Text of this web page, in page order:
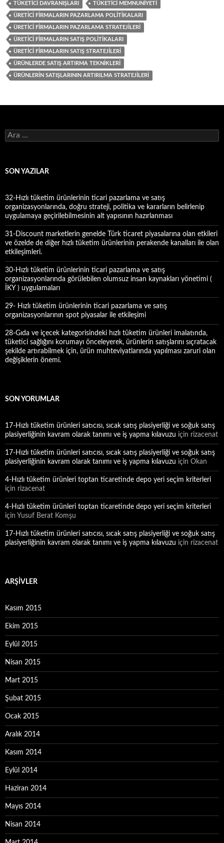
TÜKETICI DAVRANIŞLARI TÜKETICI MEMNUNIYETI
ÜRETICI FIRMALARIN PAZARLAMA POLITIKALARI
ÜRETICI FIRMALARIN PAZARLAMA STRATEJILERI
ÜRETICI FIRMALARIN SATIŞ POLITIKALARI
ÜRETICI FIRMALARIN SATIŞ STRATEJILERI
ÜRÜNLERDE SATIŞ ARTIRMA TEKNIKLERI
ÜRÜNLERIN SATIŞLARININ ARTIRILMA STRATEJILERI
A
r
a
SON YAZILAR
32-Hızlı tüketim ürünlerinin ticari pazarlama ve satış
organizasyonlarında, doğru strateji, politika ve kararların belirlenip
uygulamaya geçirilebilmesinin alt yapısının hazırlanması
31-Discount marketlerin genelde Türk ticaret piyasalarına olan etkileri
ve özelde de diğer hızlı tüketim ürünlerinin perakende kanalları ile olan
etkileşimleri.
30-Hızlı tüketim ürünlerinin ticari pazarlama ve satış
organizasyonlarında görülebilen olumsuz insan kaynakları yönetimi (
İKY ) uygulamaları
29- Hızlı tüketim ürünlerinin ticari pazarlama ve satış
organizasyonlarının spot piyasalar ile etkileşimi
28-Gıda ve içecek kategorisindeki hızlı tüketim ürünleri imalatında,
tüketici sağlığını korumayı önceleyerek, ürünlerin satışlarını sıçratacak
şekilde artırabilmek için, ürün muhteviyatlarında yapılması zaruri olan
değişiklerin önemi.
SON YORUMLAR
17-Hızlı tüketim ürünleri satıcısı, sıcak satış plasiyerliği ve soğuk satış
plasiyerliğinin kavram olarak tanımı ve iş yapma kılavuzu için rizacenat
17-Hızlı tüketim ürünleri satıcısı, sıcak satış plasiyerliği ve soğuk satış
plasiyerliğinin kavram olarak tanımı ve iş yapma kılavuzu için Okan
4-Hızlı tüketim ürünleri toptan ticaretinde depo yeri seçim kriterleri
için rizacenat
4-Hızlı tüketim ürünleri toptan ticaretinde depo yeri seçim kriterleri
için Yusuf Berat Komşu
17-Hızlı tüketim ürünleri satıcısı, sıcak satış plasiyerliği ve soğuk satış
plasiyerliğinin kavram olarak tanımı ve iş yapma kılavuzu için rizacenat
ARŞIVLER
Kasım 2015
Ekim 2015
Eylül 2015
Nisan 2015
Mart 2015
Şubat 2015
Ocak 2015
Aralık 2014
Kasım 2014
Eylül 2014
Haziran 2014
Mayıs 2014
Nisan 2014